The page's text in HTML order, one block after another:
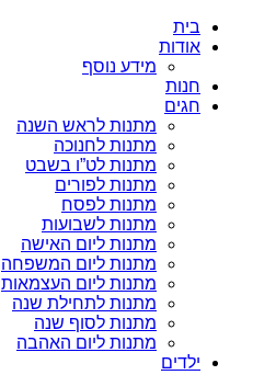
בית
אודות
מידע נוסף
חנות
חגים
מתנות לראש השנה
מתנות לחנוכה
מתנות לט”ו בשבט
מתנות לפורים
מתנות לפסח
מתנות לשבועות
מתנות ליום האישה
מתנות ליום המשפחה
מתנות ליום העצמאות
מתנות לתחילת שנה
מתנות לסוף שנה
מתנות ליום האהבה
ילדים